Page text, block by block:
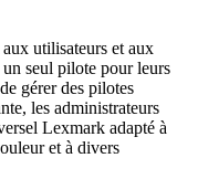
utilisateurs et aux
seul pilote pour leurs
gérer des pilotes
les administrateurs
Lexmark adapté à
et à divers